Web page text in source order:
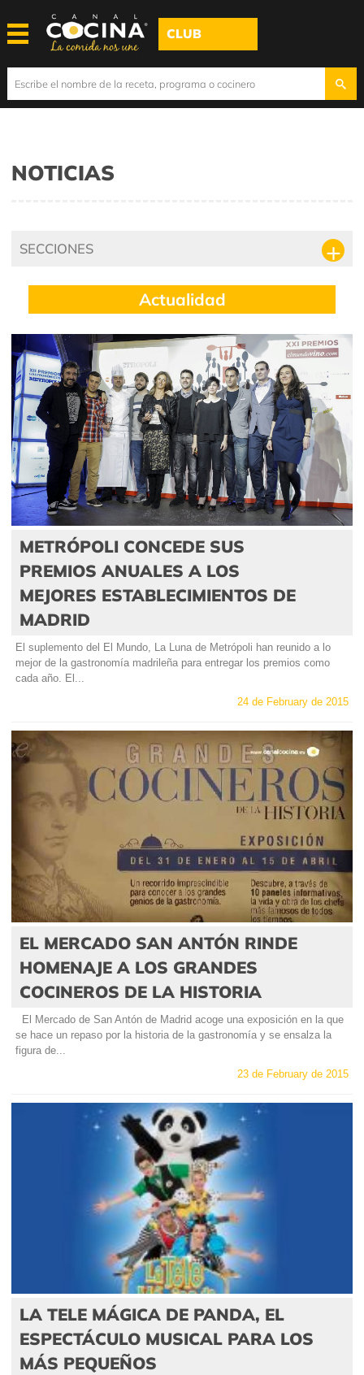
CLUB
NOTICIAS
SECCIONES
Actualidad
METRÓPOLI CONCEDE SUS
PREMIOS ANUALES A LOS
MEJORES ESTABLECIMIENTOS DE
MADRID
El suplemento del El Mundo, La Luna de Metrópoli han reunido a lo
mejor de la gastronomía madrileña para entregar los premios como
cada año. El...
24 de February de 2015
EL MERCADO SAN ANTÓN RINDE
HOMENAJE A LOS GRANDES
COCINEROS DE LA HISTORIA
El Mercado de San Antón de Madrid acoge una exposición en la que
se hace un repaso por la historia de la gastronomía y se ensalza la
figura de...
23 de February de 2015
LA TELE MÁGICA DE PANDA, EL
ESPECTÁCULO MUSICAL PARA LOS
MÁS PEQUEÑOS